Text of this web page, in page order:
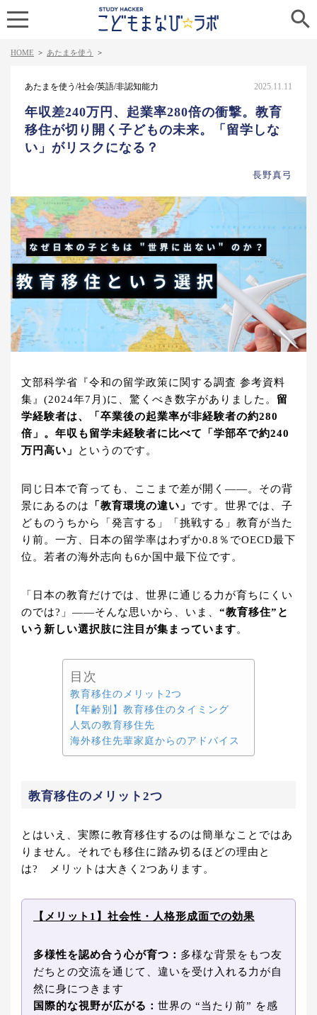

HOME > あたまを使う >
あたまを使う/社会/英語/非認知能力 2025.11.11
年収差240万円、起業率280倍の衝撃。教育
移住が切り開く子どもの未来。「留学しな
い」がリスクになる？
長野真弓
文部科学省『令和の留学政策に関する調査 参考資料
集』(2024年7月)に、驚くべき数字がありました。 留
学経験者は、「卒業後の起業率が非経験者の約280
倍」。年収も留学未経験者に比べて「学部卒で約240
万円高い」
というのです。
同じ日本で育っても、ここまで差が開く——。その背
景にあるのは
「教育環境の違い」 です。世界では、子
どものうちから「発言する」「挑戦する」教育が当た
り前。一方、日本の留学率はわずか0.8％でOECD最下
位。若者の海外志向も6か国中最下位です。
「日本の教育だけでは、世界に通じる力が育ちにくい
のでは?」——そんな思いから、いま、 “教育移住”と
いう新しい選択肢に注目が集まっています。
目次
教育移住のメリット2つ
【年齢別】教育移住のタイミング
人気の教育移住先
海外移住先輩家庭からのアドバイス
教育移住のメリット2つ
とはいえ、実際に教育移住するのは簡単なことではあ
りません。それでも移住に踏み切るほどの理由と
は? メリットは大きく2つあります。
【メリット1】社会性・人格形成面での効果
多様性を認め合う心が育つ： 多様な背景をもつ友
だちとの交流を通じて、違いを受け入れる力が自
然に身につきます
国際的な視野が広がる： 世界の “当たり前” を感